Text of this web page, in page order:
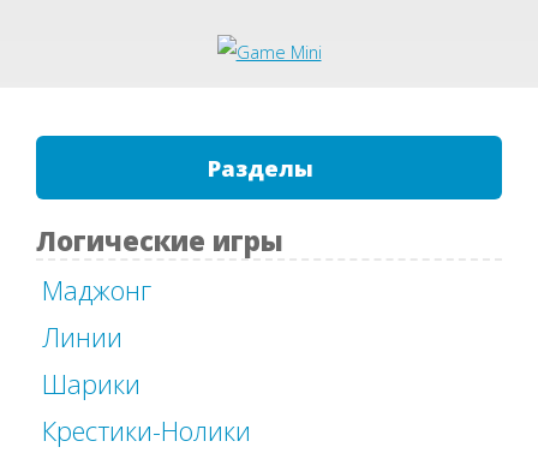
Разделы
Логические игры
Маджонг
Линии
Шарики
Крестики-Нолики